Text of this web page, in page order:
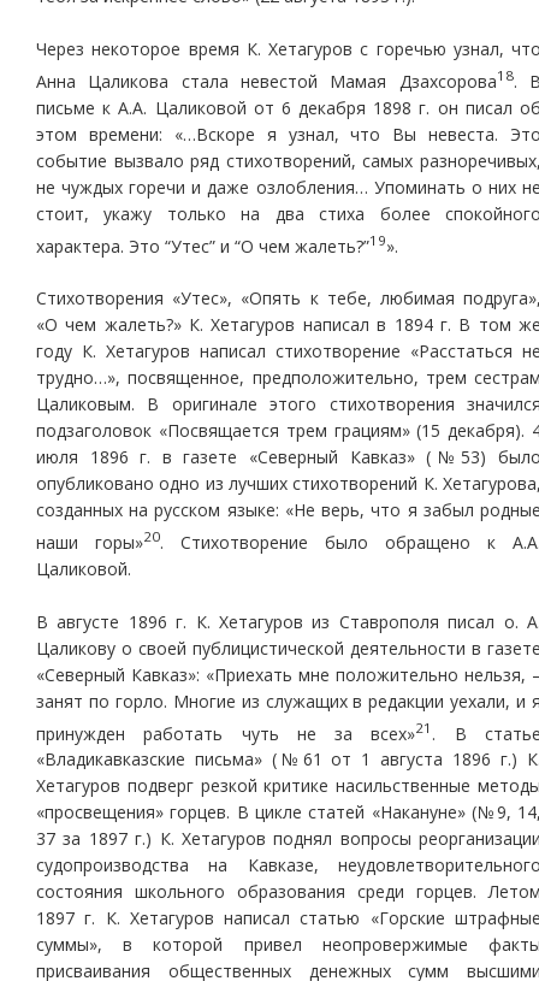
Через некоторое время К. Хетагуров с горечью узнал,
Анна Цаликова стала невестой Мамая Дзахсорова18.
письме к А.А. Цаликовой от 6 декабря 1898 г. он писал
этом времени: «…Вскоре я узнал, что Вы невеста.
событие вызвало ряд стихотворений, самых
не чуждых горечи и даже озлобления… Упоминать о них
стоит, укажу только на два стиха более
характера. Это “Утес” и “О чем жалеть?”19».
Стихотворения «Утес», «Опять к тебе, любимая
«О чем жалеть?» К. Хетагуров написал в 1894 г. В том
году К. Хетагуров написал стихотворение «Расстаться
трудно…», посвященное, предположительно, трем
Цаликовым. В оригинале этого стихотворения
подзаголовок «Посвящается трем грациям» (15 декабря).
июля 1896 г. в газете «Северный Кавказ» (№53)
опубликовано одно из лучших стихотворений К.
созданных на русском языке: «Не верь, что я забыл
наши горы»20. Стихотворение было обращено к
Цаликовой.
В августе 1896 г. К. Хетагуров из Ставрополя писал о.
Цаликову о своей публицистической деятельности в
«Северный Кавказ»: «Приехать мне положительно нельзя,
занят по горло. Многие из служащих в редакции уехали, и
принужден работать чуть не за всех»21 . В
«Владикавказские письма» (№61 от 1 августа 1896 г.)
Хетагуров подверг резкой критике насильственные
«просвещения» горцев. В цикле статей «Накануне» (№9,
37 за 1897 г.) К. Хетагуров поднял вопросы
судопроизводства на Кавказе,
состояния школьного образования среди горцев.
1897 г. К. Хетагуров написал статью «Горские
суммы», в которой привел неопровержимые
присваивания общественных денежных сумм